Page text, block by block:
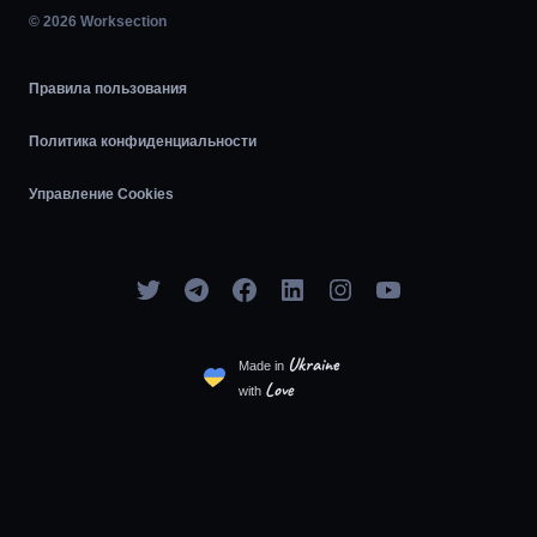
© 2026 Worksection
Правила пользования
Политика конфиденциальности
Управление Cookies
Made in Ukraine
with Love